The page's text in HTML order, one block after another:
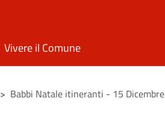
Vivere il Comune
> Babbi Natale itineranti - 15 Dicembre